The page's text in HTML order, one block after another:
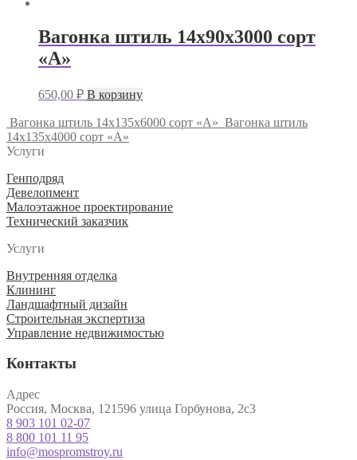
Вагонка штиль 14х90х3000 сорт
«А»
650,00 ₽ В корзину
Вагонка штиль 14х135х6000 сорт «А» Вагонка штиль
14х135х4000 сорт «А»
Услуги
Генподряд
Девелопмент
Малоэтажное проектирование
Технический заказчик
Услуги
Внутренняя отделка
Клининг
Ландшафтный дизайн
Строительная экспертиза
Управление недвижимостью
Контакты
Адрес
Россия, Москва, 121596 улица Горбунова, 2с3
8 903 101 02-07
8 800 101 11 95
info@mospromstroy.ru